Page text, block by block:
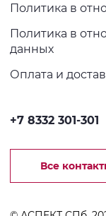
Политика в
Политика в
данных
Оплата и
+7 8332 301-301
Все